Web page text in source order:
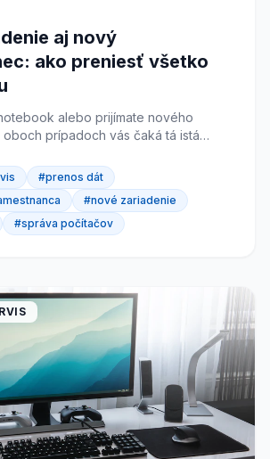
aj nový
ako preniesť všetko
alebo prijímate nového
oboch prípadoch vás čaká tá istá
dáta tak, aby sa nič nestratilo. Tu je
bez chaosu.
#prenos dát
#nové zariadenie
#správa počítačov